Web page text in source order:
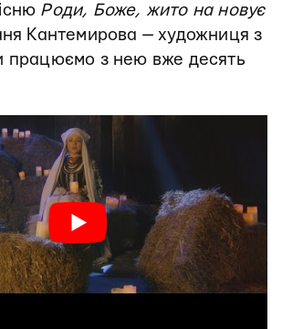
Роди, Боже, жито на новує
Кантемирова — художниця з
працюємо з нею вже десять